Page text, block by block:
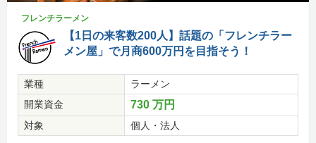
フレンチラーメン
【1日の来客数200人】話題の「フレンチラー
メン屋」で月商600万円を目指そう！
業種
ラーメン
開業資金
730 万円
対象 個人・法人